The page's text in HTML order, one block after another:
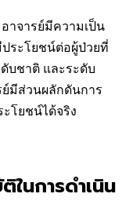
าจารย์มีความเป็น
ระโยชน์ต่อผู้ป่วยที่
บชาติ และระดับ
ย์มีส่วนผลักดันการ
โยชน์ได้จริง
นการดำเนิน